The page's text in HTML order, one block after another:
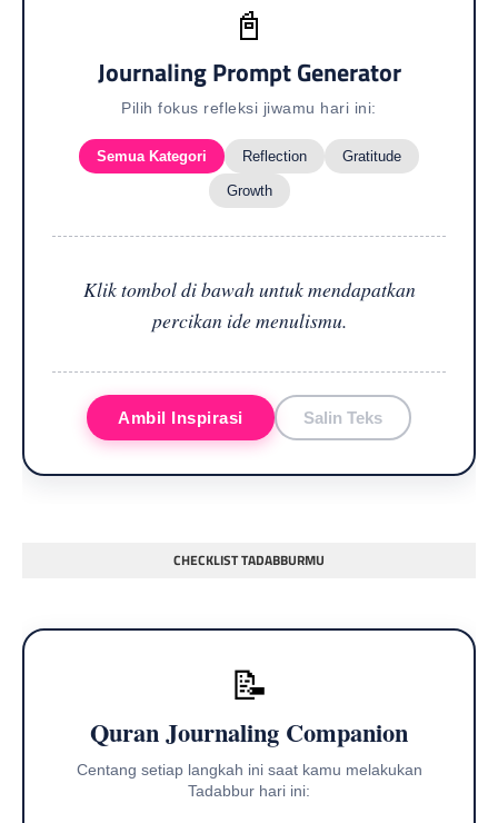
📓
Journaling Prompt Generator
Pilih fokus refleksi jiwamu hari ini:
Semua Kategori Reflection Gratitude
Growth
Klik tombol di bawah untuk mendapatkan
percikan ide menulismu.
Ambil Inspirasi Salin Teks
CHECKLIST TADABBURMU
📝
Quran Journaling Companion
Centang setiap langkah ini saat kamu melakukan
Tadabbur hari ini: